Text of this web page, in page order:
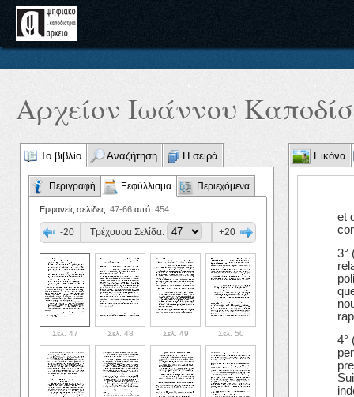
Αρχείον Ιωάννου
Το βιβλίο Αναζήτηση Η σειρά
Περιγραφή Ξεφύλλισμα Περιεχόμενα
Εμφανείς σελίδες: 47-66 από: 454
-20 Τρέχουσα Σελίδα: +20
Σελ. 47 Σελ. 48 Σελ. 49 Σελ. 50
Εικόνα
et
3°
4°